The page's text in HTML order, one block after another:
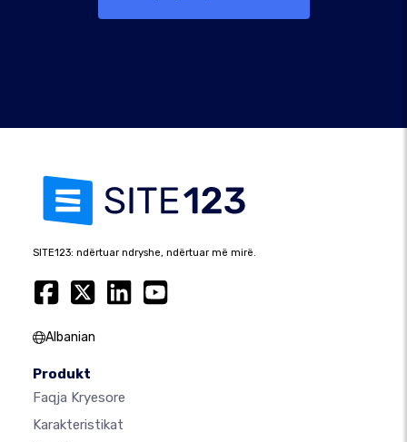
SITE123: ndërtuar ndryshe, ndërtuar më mirë.
Albanian
Produkt
Faqja Kryesore
Karakteristikat